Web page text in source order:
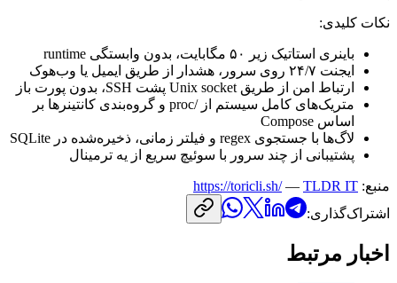
نکات کلیدی:
باینری استاتیک زیر ۵۰ مگابایت، بدون وابستگی runtime
ایجنت ۲۴/۷ روی سرور، هشدار از طریق ایمیل یا وب‌هوک
ارتباط امن از طریق Unix socket پشت SSH، بدون پورت باز
متریک‌های کامل سیستم از /
proc و گروه‌بندی کانتینرها بر
اساس Compose
لاگ‌ها با جستجوی regex و فیلتر زمانی، ذخیره‌شده در SQLite
پشتیبانی از چند سرور با سوئیچ سریع از یه ترمینال
منبع: TLDR IT
—
https://toricli.sh/
اشتراک‌گذاری:
اخبار مرتبط